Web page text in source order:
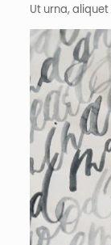
Ut urna,